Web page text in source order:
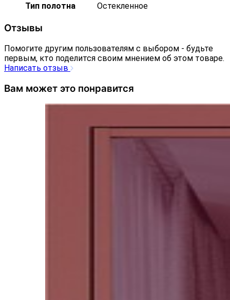
Тип полотна
Остекленное
Отзывы
Помогите другим пользователям с выбором - будьте
первым, кто поделится своим мнением об этом товаре.
Написать отзыв
Вам может это понравится